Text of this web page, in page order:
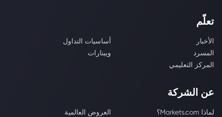
تعلّم
الأخبار
أساسيات التداول
المسرد
ويبنارات
المركز التعليمي
عن الشركة
لماذا Markets.com؟
العروض العالمية